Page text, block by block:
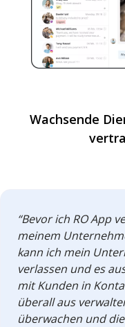
Wachsende
“Bevor ich RO App
meinem
kann ich mein
verlassen und es
mit Kunden in
überall aus
überwachen und